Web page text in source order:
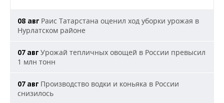
08 авг Раис Татарстана оценил ход уборки урожая в
Нурлатском районе
07 авг Урожай тепличных овощей в России превысил
1 млн тонн
07 авг Производство водки и коньяка в России
снизилось